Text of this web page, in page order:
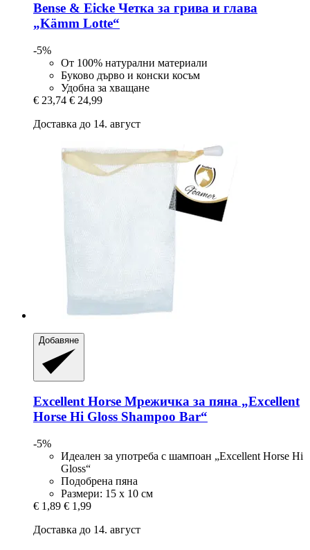
Bense & Eicke Четка за грива и глава
„Kämm Lotte“
-5%
От 100% натурални материали
Буково дърво и конски косъм
Удобна за хващане
€ 23,74 € 24,99
Доставка до 14. август
Добавяне
Excellent Horse Мрежичка за пяна „Excellent
Horse Hi Gloss Shampoo Bar“
-5%
Идеален за употреба с шампоан „Excellent Horse Hi
Gloss“
Подобрена пяна
Размери: 15 x 10 см
€ 1,89 € 1,99
Доставка до 14. август